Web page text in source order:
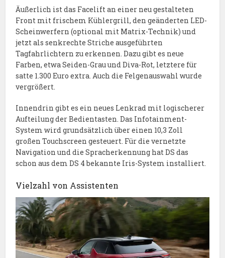
Äußerlich ist das Facelift an einer neu gestalteten
Front mit frischem Kühlergrill, den geänderten LED-
Scheinwerfern (optional mit Matrix-Technik) und
jetzt als senkrechte Striche ausgeführten
Tagfahrlichtern zu erkennen. Dazu gibt es neue
Farben, etwa Seiden-Grau und Diva-Rot, letztere für
satte 1.300 Euro extra. Auch die Felgenauswahl wurde
vergrößert.
Innendrin gibt es ein neues Lenkrad mit logischerer
Aufteilung der Bedientasten. Das Infotainment-
System wird grundsätzlich über einen 10,3 Zoll
großen Touchscreen gesteuert. Für die vernetzte
Navigation und die Spracherkennung hat DS das
schon aus dem DS 4 bekannte Iris-System installiert.
Vielzahl von Assistenten